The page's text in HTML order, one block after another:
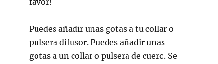
favor!
Puedes añadir unas gotas a tu collar o
pulsera difusor. Puedes añadir unas
gotas a un collar o pulsera de cuero. Se